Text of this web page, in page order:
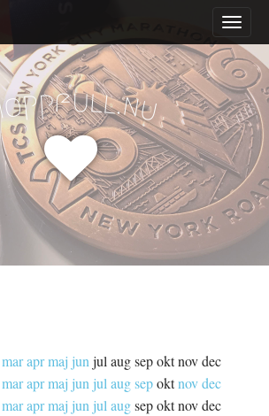
oppfull.nu
maraprmaj jun jul augsepoktnovdec
maraprmaj jun jul augsepoktnovdec
maraprmaj jun jul augsepoktnovdec